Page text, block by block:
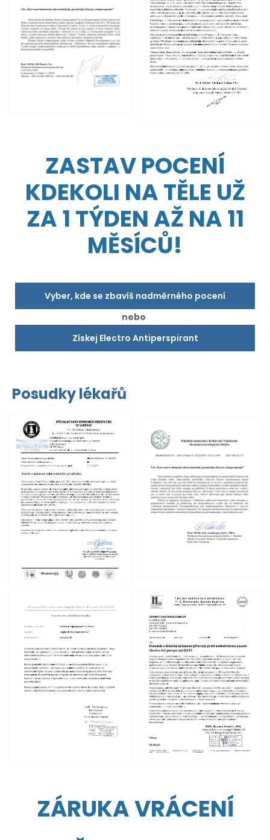
ZASTAV POCENÍ
KDEKOLI NA TĚLE UŽ
ZA 1 TÝDEN AŽ NA 11
MĚSÍCŮ!
Vyber, kde se zbavíš nadměrného pocení
nebo
Získej Electro Antiperspirant
Posudky lékařů
ZÁRUKA VRÁCENÍ